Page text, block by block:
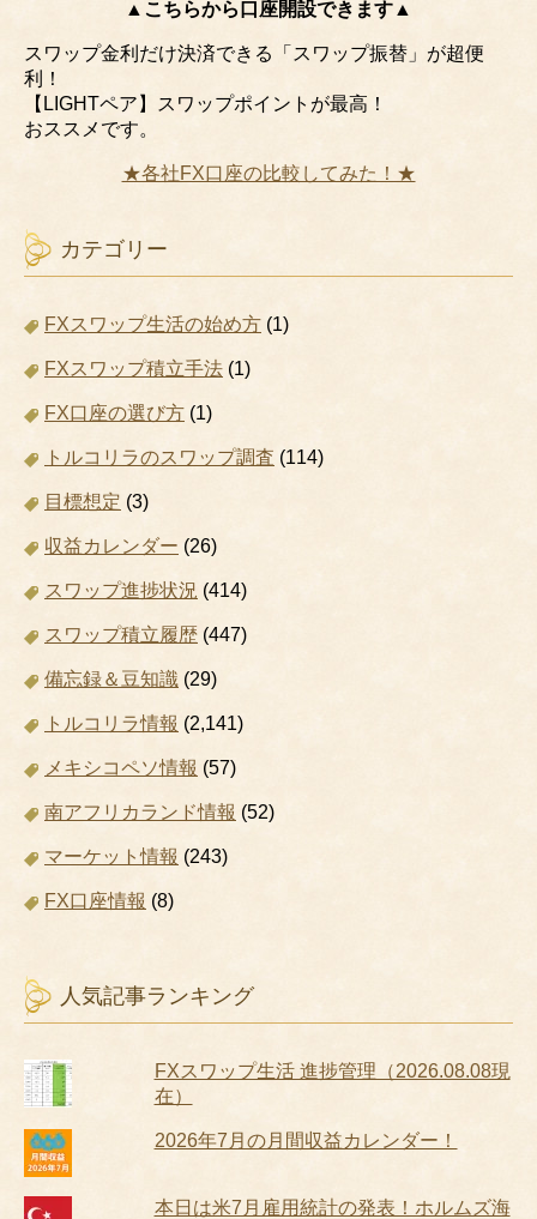
▲こちらから口座開設できます▲
スワップ金利だけ決済できる「スワップ振替」が超便
利！
【LIGHTペア】スワップポイントが最高！
おススメです。
★各社FX口座の比較してみた！★
カテゴリー
FXスワップ生活の始め方 (1)
FXスワップ積立手法 (1)
FX口座の選び方 (1)
トルコリラのスワップ調査 (114)
目標想定 (3)
収益カレンダー (26)
スワップ進捗状況 (414)
スワップ積立履歴 (447)
備忘録＆豆知識 (29)
トルコリラ情報 (2,141)
メキシコペソ情報 (57)
南アフリカランド情報 (52)
マーケット情報 (243)
FX口座情報 (8)
人気記事ランキング
FXスワップ生活 進捗管理（2026.08.08現
在）
2026年7月の月間収益カレンダー！
本日は米7月雇用統計の発表！ホルムズ海